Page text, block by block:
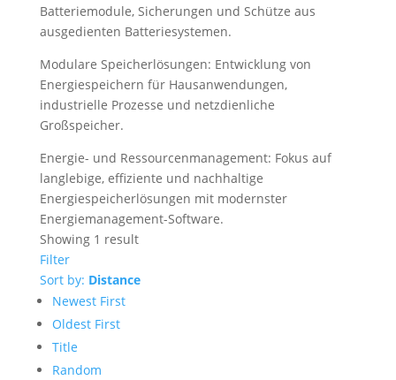
Batteriemodule, Sicherungen und Schütze aus
ausgedienten Batteriesystemen.
Modulare Speicherlösungen: Entwicklung von
Energiespeichern für Hausanwendungen,
industrielle Prozesse und netzdienliche
Großspeicher.
Energie- und Ressourcenmanagement: Fokus auf
langlebige, effiziente und nachhaltige
Energiespeicherlösungen mit modernster
Energiemanagement-Software.
Showing 1 result
Filter
Sort by: Distance
Newest First
Oldest First
Title
Random